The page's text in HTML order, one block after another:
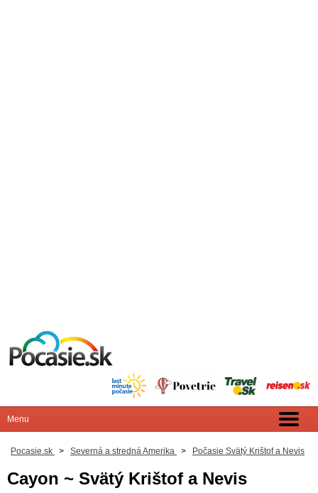
Pocasie.sk > Severná a stredná Amerika > Počasie Svätý Krištof a Nevis
Cayon ~ Svätý Krištof a Nevis